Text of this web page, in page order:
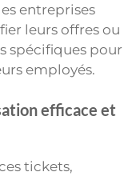
entreprises
leurs offres ou
spécifiques pour
employés.
efficace et
tickets,